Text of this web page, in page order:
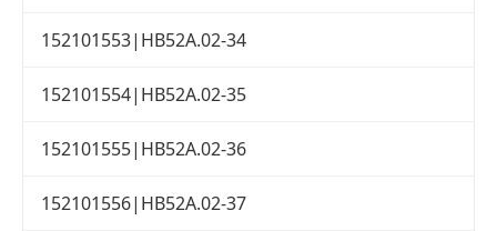
152101553|HB52A.02-34
152101554|HB52A.02-35
152101555|HB52A.02-36
152101556|HB52A.02-37